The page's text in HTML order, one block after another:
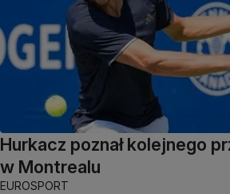
Hurkacz poznał kolejnego
w Montrealu
EUROSPORT